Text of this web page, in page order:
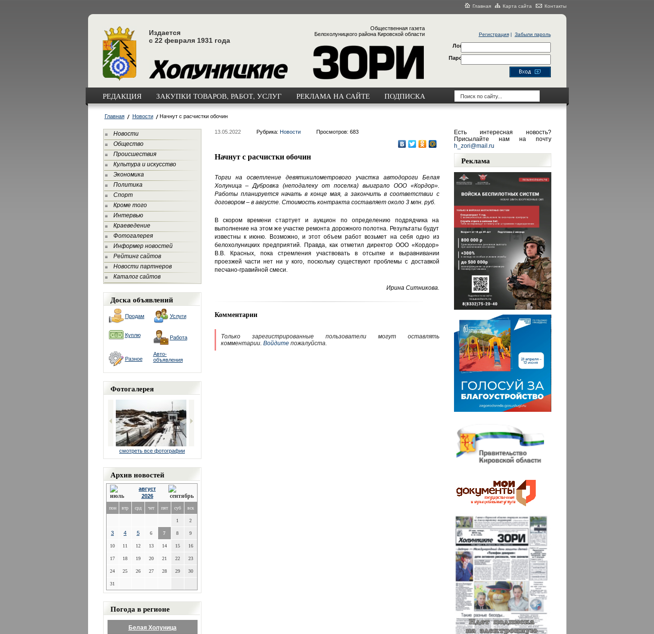
Главная Карта сайта Контакты
Издается
с 22 февраля 1931 года
Общественная газета
Белохолуницкого района Кировской области
Регистрация| Забыли пароль
Логин
Пароль
РЕДАКЦИЯ ЗАКУПКИ ТОВАРОВ, РАБОТ, УСЛУГ РЕКЛАМА НА САЙТЕ ПОДПИСКА
Главная Новости Начнут с расчистки обочин
Новости
Общество
Происшествия
Культура и искусство
Экономика
Политика
Спорт
Кроме того
Интервью
Краеведение
Фотогалерея
Информер новостей
Рейтинг сайтов
Новости партнеров
Каталог сайтов
Доска объявлений
Продам Услуги
Куплю Работа
Разное
Авто-
объявления
Фотогалерея
смотреть все фотографии
Архив новостей
август
2026
пон втр срд чет пят суб вск
1 2
3 4 5 6 7 8 9
10 11 12 13 14 15 16
17 18 19 20 21 22 23
24 25 26 27 28 29 30
31
Погода в регионе
Белая Холуница
13.05.2022 Рубрика: Новости Просмотров: 683
Начнут с расчистки обочин
Торги на осветление девятикилометрового участка автодороги Белая
Холуница – Дубровка (неподалеку от поселка) выиграло ООО «Кордор».
Работы планируется начать в конце мая, а закончить в соответствии с
договором – в августе. Стоимость контракта составляет около 3 млн. руб.
В скором времени стартует и аукцион по определению подрядчика на
выполнение на этом же участке ремонта дорожного полотна. Результаты будут
известны к июню. Возможно, и этот объем работ возьмет на себя одно из
белохолуницких предприятий. Правда, как отметил директор ООО «Кордор»
В.В. Красных, пока стремления участвовать в отсыпке и выравнивании
проезжей части нет ни у кого, поскольку существуют проблемы с доставкой
песчано-гравийной смеси.
Ирина Ситникова.
Комментарии
Только зарегистрированные пользователи могут оставлять
комментарии. Войдитепожалуйста.
Есть интересная новость?
Присылайте нам на почту
h_zori@mail.ru
Реклама